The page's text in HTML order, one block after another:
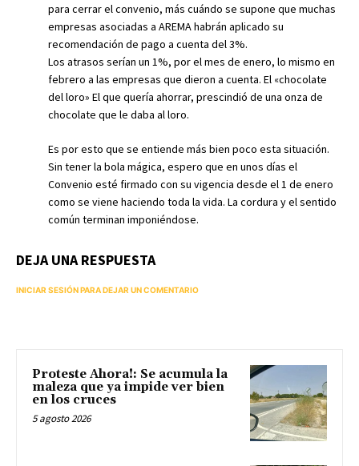
para cerrar el convenio, más cuándo se supone que muchas
empresas asociadas a AREMA habrán aplicado su
recomendación de pago a cuenta del 3%.
Los atrasos serían un 1%, por el mes de enero, lo mismo en
febrero a las empresas que dieron a cuenta. El «chocolate
del loro» El que quería ahorrar, prescindió de una onza de
chocolate que le daba al loro.
Es por esto que se entiende más bien poco esta situación.
Sin tener la bola mágica, espero que en unos días el
Convenio esté firmado con su vigencia desde el 1 de enero
como se viene haciendo toda la vida. La cordura y el sentido
común terminan imponiéndose.
DEJA UNA RESPUESTA
INICIAR SESIÓN PARA DEJAR UN COMENTARIO
Proteste Ahora!: Se acumula la
maleza que ya impide ver bien
en los cruces
5 agosto 2026